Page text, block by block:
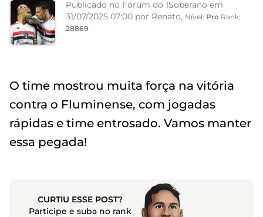
Publicado no Fórum do 1Soberano em
31/07/2025 07:00 por Renato, Nível: Pro Rank:
28869
O time mostrou muita força na vitória
contra o Fluminense, com jogadas
rápidas e time entrosado. Vamos manter
essa pegada!
CURTIU ESSE POST?
Participe e suba no rank